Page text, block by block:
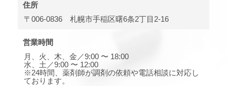
住所
〒006-0836 札幌市手稲区曙6条2丁目2-16
営業時間
月、火、木、金／9:00 〜 18:00
水、土／9:00 〜 12:00
※24時間、薬剤師が調剤の依頼や電話相談に対応し
ております。